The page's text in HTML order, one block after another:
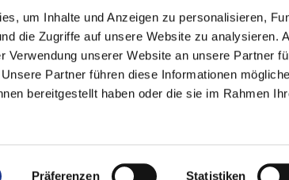
um Inhalte und Anzeigen zu personalisieren,
die Zugriffe auf unsere Website zu analysieren.
Verwendung unserer Website an unsere Partner
Partner führen diese Informationen
bereitgestellt haben oder die sie im Rahmen
Präferenzen Statistiken